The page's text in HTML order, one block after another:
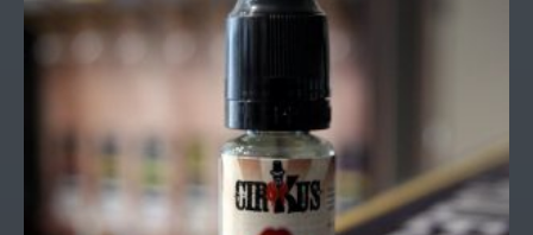
variations.
Les
choisies
page